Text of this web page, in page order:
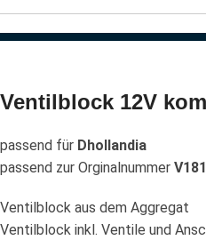
Ventilblock 12V
passend für Dhollandia
passend zur Orginalnummer
Ventilblock aus dem Aggregat
Ventilblock inkl. Ventile und